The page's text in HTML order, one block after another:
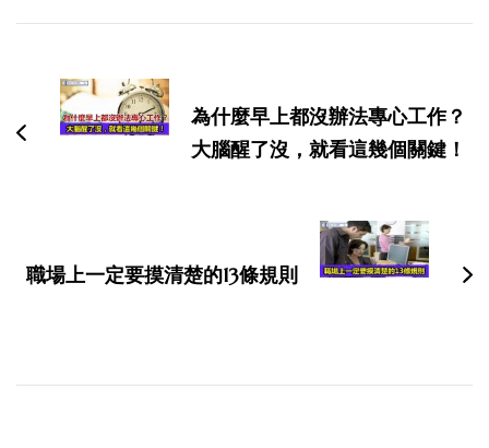
航
為什麼早上都沒辦法專心工作？
大腦醒了沒，就看這幾個關鍵！
職場上一定要摸清楚的13條規則